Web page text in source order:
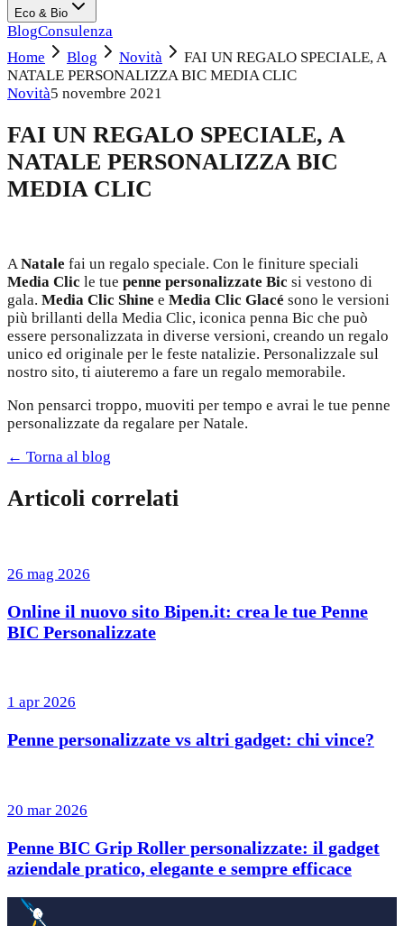
Eco & Bio
BlogConsulenza
Home
Blog Novità
FAI UN REGALO SPECIALE, A
NATALE PERSONALIZZA BIC MEDIA CLIC
Novità5 novembre 2021
FAI UN REGALO SPECIALE, A
NATALE PERSONALIZZA BIC
MEDIA CLIC
ANatale fai un regalo speciale. Con le finiture speciali
Media Clic le tue penne personalizzate Bic si vestono di
gala. Media Clic Shine e Media Clic Glacé sono le versioni
più brillanti della Media Clic, iconica penna Bic che può
essere personalizzata in diverse versioni, creando un regalo
unico ed originale per le feste natalizie. Personalizzale sul
nostro sito, ti aiuteremo a fare un regalo memorabile.
Non pensarci troppo, muoviti per tempo e avrai le tue penne
personalizzate da regalare per Natale.
← Torna al blog
Articoli correlati
26 mag 2026
Online il nuovo sito Bipen.it: crea le tue Penne
BIC Personalizzate
1 apr 2026
Penne personalizzate vs altri gadget: chi vince?
20 mar 2026
Penne BIC Grip Roller personalizzate: il gadget
aziendale pratico, elegante e sempre efficace